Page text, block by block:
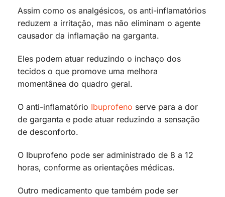
Assim como os analgésicos, os anti-inflamatórios
reduzem a irritação, mas não eliminam o agente
causador da inflamação na garganta.
Eles podem atuar reduzindo o inchaço dos
tecidos o que promove uma melhora
momentânea do quadro geral.
O anti-inflamatório Ibuprofeno serve para a dor
de garganta e pode atuar reduzindo a sensação
de desconforto.
O Ibuprofeno pode ser administrado de 8 a 12
horas, conforme as orientações médicas.
Outro medicamento que também pode ser